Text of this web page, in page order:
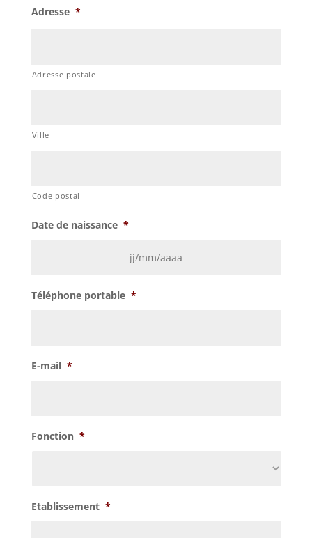
Adresse *
Adresse postale
Ville
Code postal
Date de naissance *
slash
Téléphone portable *
E-mail *
Fonction *
Etablissement *